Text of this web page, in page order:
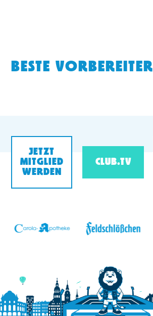
BESTE VORBEREITER
JETZT
MITGLIED
WERDEN
CLUB.TV